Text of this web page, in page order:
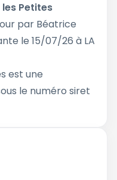
Petites
par Béatrice
le 15/07/26 à LA
est une
le numéro siret